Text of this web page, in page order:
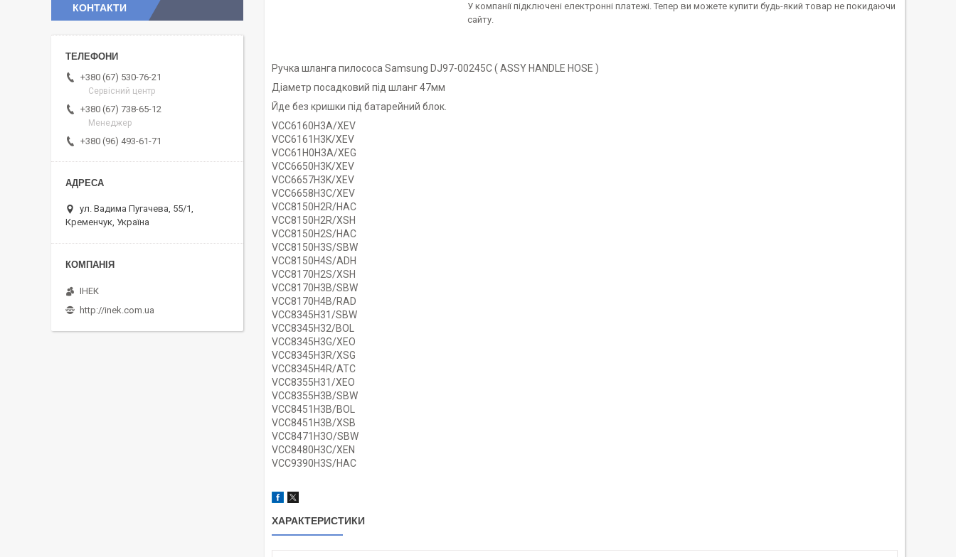
У компанії підключені електронні платежі. Тепер ви можете купити будь-який товар не покидаючи
сайту.
Ручка шланга пилососа Samsung DJ97-00245C ( ASSY HANDLE HOSE )
Діаметр посадковий під шланг 47мм
Йде без кришки під батарейний блок.
VCC6160H3A/XEV
VCC6161H3K/XEV
VCC61H0H3A/XEG
VCC6650H3K/XEV
VCC6657H3K/XEV
VCC6658H3C/XEV
VCC8150H2R/HAC
VCC8150H2R/XSH
VCC8150H2S/HAC
VCC8150H3S/SBW
VCC8150H4S/ADH
VCC8170H2S/XSH
VCC8170H3B/SBW
VCC8170H4B/RAD
VCC8345H31/SBW
VCC8345H32/BOL
VCC8345H3G/XEO
VCC8345H3R/XSG
VCC8345H4R/ATC
VCC8355H31/XEO
VCC8355H3B/SBW
VCC8451H3B/BOL
VCC8451H3B/XSB
VCC8471H3O/SBW
VCC8480H3C/XEN
VCC9390H3S/HAC
ХАРАКТЕРИСТИКИ
КОНТАКТИ
+380 (67) 530-76-21
Сервісний центр
+380 (67) 738-65-12
Менеджер
+380 (96) 493-61-71
ул. Вадима Пугачева, 55/1,
Кременчук, Україна
ІНЕК
http://inek.com.ua